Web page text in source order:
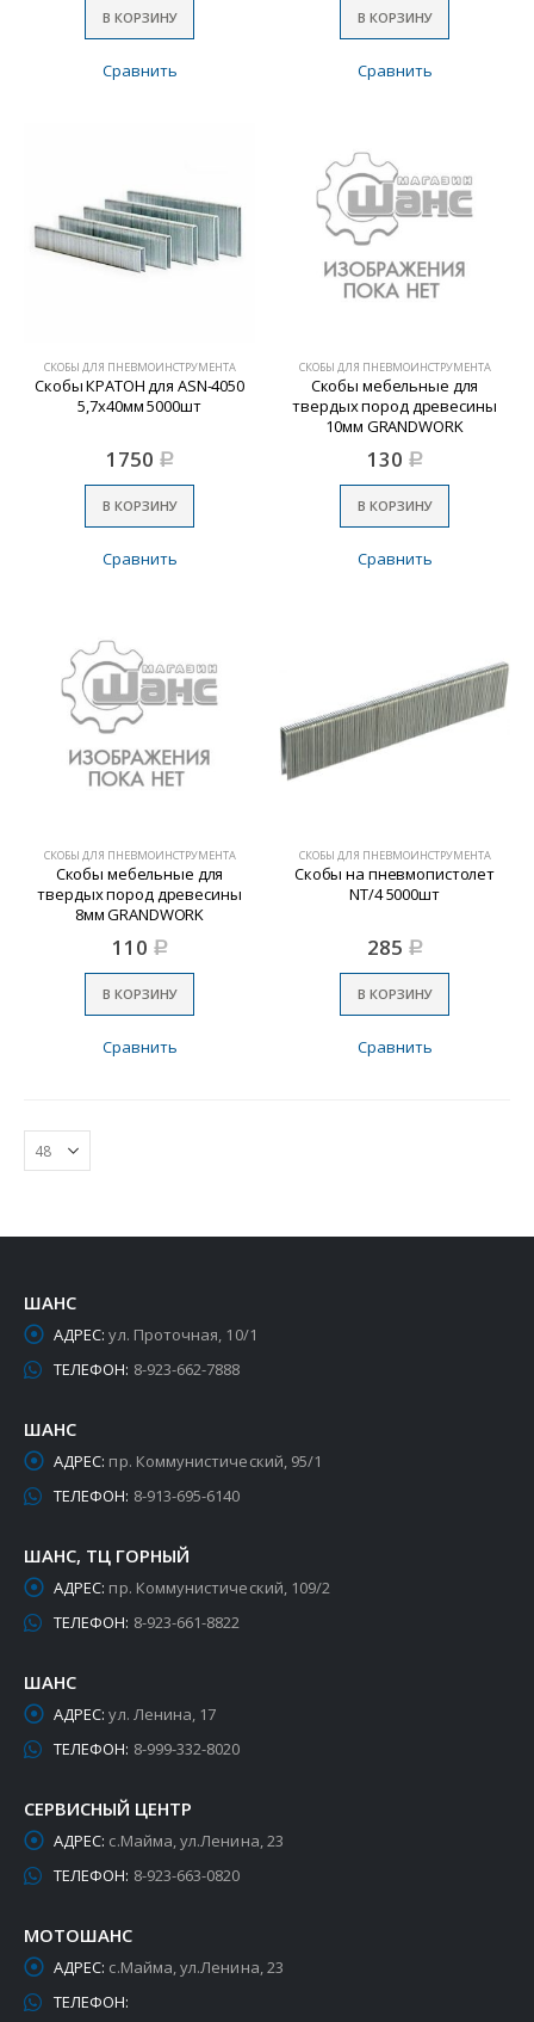
В КОРЗИНУ
Сравнить
В КОРЗИНУ
Сравнить
СКОБЫ ДЛЯ ПНЕВМОИНСТРУМЕНТА
Скобы КРАТОН для ASN-4050
5,7х40мм 5000шт
1750 Р
В КОРЗИНУ
Сравнить
СКОБЫ ДЛЯ ПНЕВМОИНСТРУМЕНТА
Скобы мебельные для
твердых пород древесины
10мм GRANDWORK
130 Р
В КОРЗИНУ
Сравнить
СКОБЫ ДЛЯ ПНЕВМОИНСТРУМЕНТА
Скобы мебельные для
твердых пород древесины
8мм GRANDWORK
110 Р
В КОРЗИНУ
Сравнить
СКОБЫ ДЛЯ ПНЕВМОИНСТРУМЕНТА
Скобы на пневмопистолет
NT/4 5000шт
285 Р
В КОРЗИНУ
Сравнить
ШАНС
АДРЕС: ул. Проточная, 10/1
ТЕЛЕФОН: 8-923-662-7888
ШАНС
АДРЕС: пр. Коммунистический, 95/1
ТЕЛЕФОН: 8-913-695-6140
ШАНС, ТЦ ГОРНЫЙ
АДРЕС: пр. Коммунистический, 109/2
ТЕЛЕФОН: 8-923-661-8822
ШАНС
АДРЕС: ул. Ленина, 17
ТЕЛЕФОН: 8-999-332-8020
СЕРВИСНЫЙ ЦЕНТР
АДРЕС: с.Майма, ул.Ленина, 23
ТЕЛЕФОН: 8-923-663-0820
МОТОШАНС
АДРЕС: с.Майма, ул.Ленина, 23
ТЕЛЕФОН: